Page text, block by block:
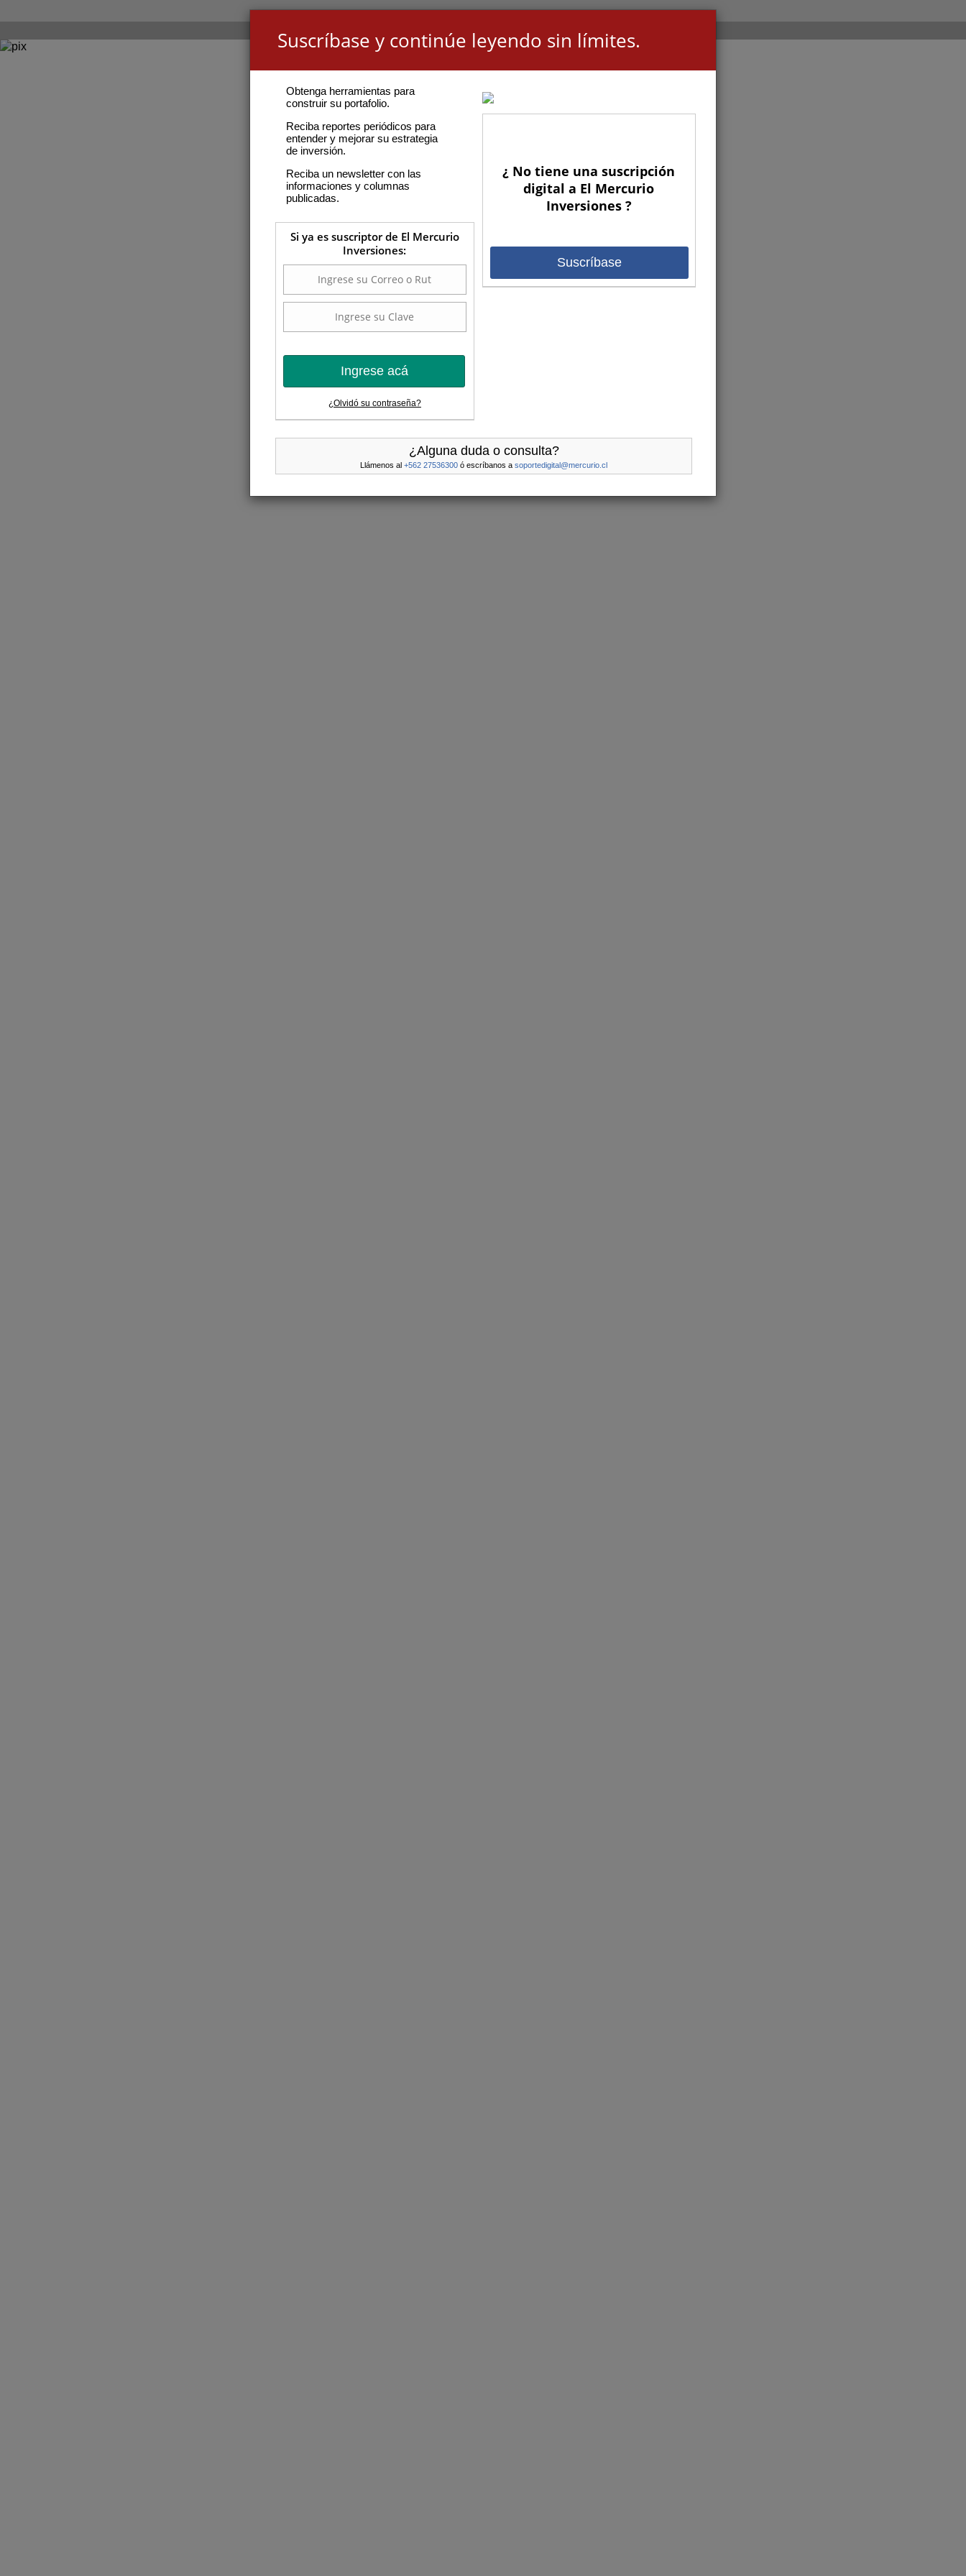
Suscríbase y continúe leyendo sin límites.
Obtenga herramientas para
construir su portafolio.
Reciba reportes periódicos para
entender y mejorar su estrategia
de inversión.
Reciba un newsletter con las
informaciones y columnas
publicadas.
Si ya es suscriptor de El Mercurio
Inversiones:
Ingrese acá
¿Olvidó su contraseña?
¿ No tiene una suscripción
digital a El Mercurio
Inversiones ?
Suscríbase
¿Alguna duda o consulta?
Llámenos al +562 27536300 ó escríbanos a soportedigital@mercurio.cl